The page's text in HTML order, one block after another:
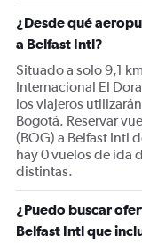
¿Desde qué
a Belfast Intl?
Situado a solo 9,1
Internacional El
los viajeros
Bogotá. Reservar
(BOG) a Belfast Intl
hay 0 vuelos de ida
distintas.
¿Puedo buscar
Belfast Intl que